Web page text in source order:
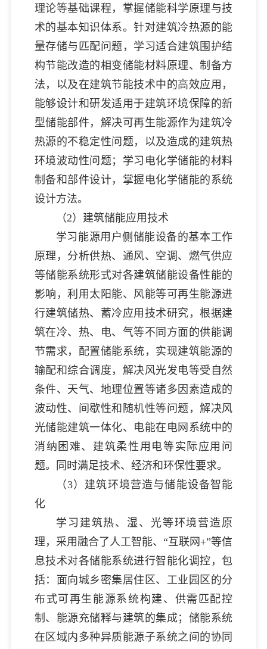
理论等基础课程，掌握储能科学原理与技
术的基本知识体系。针对建筑冷热源的能
量存储与匹配问题，学习适合建筑围护结
构节能改造的相变储能材料原理、制备方
法，以及在建筑节能技术中的高效应用，
能够设计和研发适用于建筑环境保障的新
型储能部件，解决可再生能源作为建筑冷
热源的不稳定性问题，以及造成的建筑热
环境波动性问题；学习电化学储能的材料
制备和部件设计，掌握电化学储能的系统
设计方法。
（2）建筑储能应用技术
学习能源用户侧储能设备的基本工作
原理，分析供热、通风、空调、燃气供应
等储能系统形式对各建筑储能设备性能的
影响，利用太阳能、风能等可再生能源进
行建筑储热、蓄冷应用技术研究，根据建
筑在冷、热、电、气等不同方面的供能调
节需求，配置储能系统，实现建筑能源的
输配和综合调度，解决风光发电等受自然
条件、天气、地理位置等诸多因素造成的
波动性、间歇性和随机性等问题，解决风
光储能建筑一体化、电能在电网系统中的
消纳困难、建筑柔性用电等实际应用问
题。同时满足技术、经济和环保性要求。
（3）建筑环境营造与储能设备智能
化
学习建筑热、湿、光等环境营造原
理，采用融合了人工智能、“互联网+”等信
息技术对各储能系统进行智能化调控，包
括：面向城乡密集居住区、工业园区的分
布式可再生能源系统构建、供需匹配控
制、能源充储释与建筑的集成；储能系统
在区域内多种异质能源子系统之间的协同